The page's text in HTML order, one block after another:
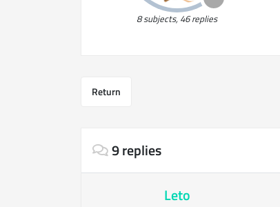
8 subjects, 46 replies
Return
9 replies
Leto